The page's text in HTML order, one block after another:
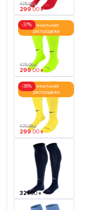
475.00 ₴
299.00 ₴
Финальная
распродажа
-37%
475.00 ₴
299.00 ₴
Финальная
распродажа
-36%
470.00 ₴
299.00 ₴
321.00 ₴